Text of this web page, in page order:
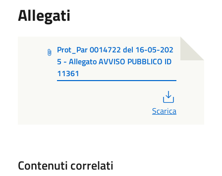
Allegati
Prot_Par 0014722 del 16-05-202
5 - Allegato AVVISO PUBBLICO ID
11361
Scarica
Contenuti correlati